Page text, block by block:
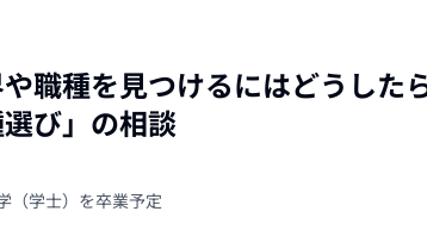
職種を見つけるにはどうした
び」の相談
（学士）を卒業予定